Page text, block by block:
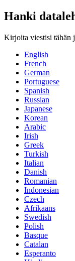
Hanki
Kirjoita viestisi tähän
English
French
German
Portuguese
Spanish
Russian
Japanese
Korean
Arabic
Irish
Greek
Turkish
Italian
Danish
Romanian
Indonesian
Czech
Afrikaans
Swedish
Polish
Basque
Catalan
Esperanto